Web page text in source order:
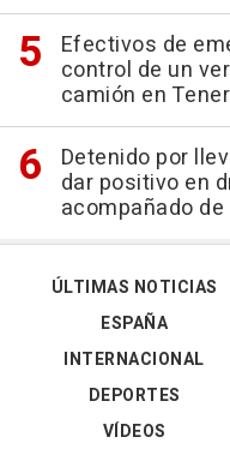
Efectivos de
control de un
camión en
Detenido por
dar positivo en
acompañado
ÚLTIMAS NOTICIAS
ESPAÑA
INTERNACIONAL
DEPORTES
VÍDEOS